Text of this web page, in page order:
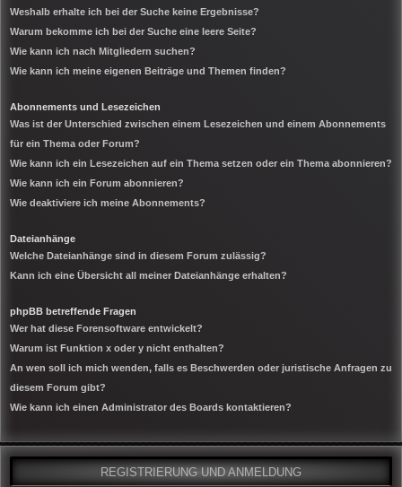
Weshalb erhalte ich bei der Suche keine Ergebnisse?
Warum bekomme ich bei der Suche eine leere Seite?
Wie kann ich nach Mitgliedern suchen?
Wie kann ich meine eigenen Beiträge und Themen finden?
Abonnements und Lesezeichen
Was ist der Unterschied zwischen einem Lesezeichen und einem Abonnements
für ein Thema oder Forum?
Wie kann ich ein Lesezeichen auf ein Thema setzen oder ein Thema abonnieren?
Wie kann ich ein Forum abonnieren?
Wie deaktiviere ich meine Abonnements?
Dateianhänge
Welche Dateianhänge sind in diesem Forum zulässig?
Kann ich eine Übersicht all meiner Dateianhänge erhalten?
phpBB betreffende Fragen
Wer hat diese Forensoftware entwickelt?
Warum ist Funktion x oder y nicht enthalten?
An wen soll ich mich wenden, falls es Beschwerden oder juristische Anfragen zu
diesem Forum gibt?
Wie kann ich einen Administrator des Boards kontaktieren?
REGISTRIERUNG UND ANMELDUNG